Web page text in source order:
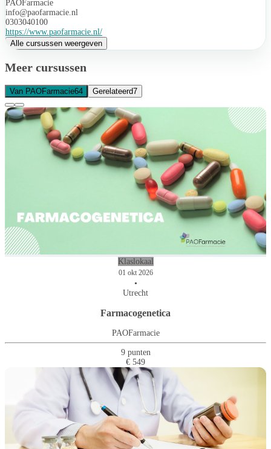
PAOFarmacie
info@paofarmacie.nl
0303040100
https://www.paofarmacie.nl/
Alle cursussen weergeven
Meer cursussen
Van PAOFarmacie64 Gerelateerd7
Klaslokaal
01 okt 2026
•
Utrecht
Farmacogenetica
PAOFarmacie
9 punten
€ 549